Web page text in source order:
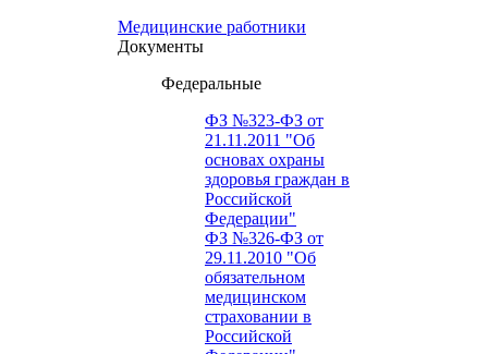
Медицинские работники
Документы
Федеральные
ФЗ №323-ФЗ от
21.11.2011 "Об
основах охраны
здоровья граждан в
Российской
Федерации"
ФЗ №326-ФЗ от
29.11.2010 "Об
обязательном
медицинском
страховании в
Российской